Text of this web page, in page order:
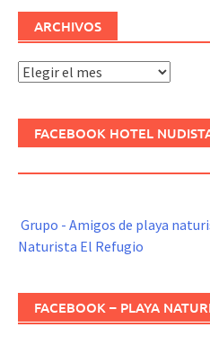
ARCHIVOS
Archivos
FACEBOOK HOTEL
Grupo - Amigos de playa
Naturista El Refugio
FACEBOOK – PLAYA